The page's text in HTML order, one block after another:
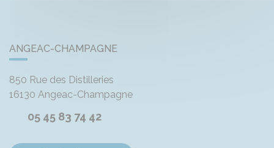
ANGEAC-CHAMPAGNE
850 Rue des Distilleries
16130 Angeac-Champagne
05 45 83 74 42